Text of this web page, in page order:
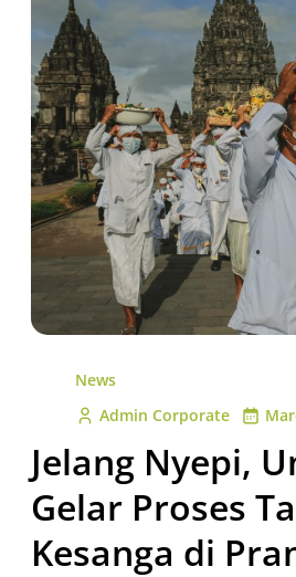
News
Admin Corporate
Jelang Nyepi,
Gelar Proses
Kesanga di